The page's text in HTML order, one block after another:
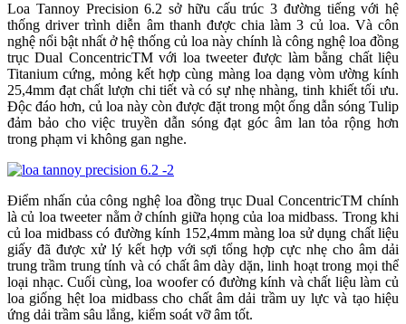
Loa Tannoy Precision 6.2 sở hữu cấu trúc 3 đường tiếng với hệ
thống driver trình diễn âm thanh được chia làm 3 củ loa. Và côn
nghệ nổi bật nhất ở hệ thống củ loa này chính là công nghệ loa đồng
trục Dual ConcentricTM với loa tweeter được làm bằng chất liệu
Titanium cứng, mỏng kết hợp cùng màng loa dạng vòm ường kính
25,4mm đạt chất lượn chi tiết và có sự nhẹ nhàng, tinh khiết tối ưu.
Độc đáo hơn, củ loa này còn được đặt trong một ống dẫn sóng Tulip
đảm bảo cho việc truyền dẫn sóng đạt góc âm lan tỏa rộng hơn
trong phạm vi không gan nghe.
Điểm nhấn của công nghệ loa đồng trục Dual ConcentricTM chính
là củ loa tweeter nằm ở chính giữa họng của loa midbass. Trong khi
củ loa midbass có đường kính 152,4mm màng loa sử dụng chất liệu
giấy đã được xử lý kết hợp với sợi tổng hợp cực nhẹ cho âm dải
trung trầm trung tính và có chất âm dày dặn, linh hoạt trong mọi thể
loại nhạc. Cuối cùng, loa woofer có đường kính và chất liệu làm củ
loa giống hệt loa midbass cho chất âm dải trầm uy lực và tạo hiệu
ứng dải trầm sâu lắng, kiểm soát vỡ âm tốt.